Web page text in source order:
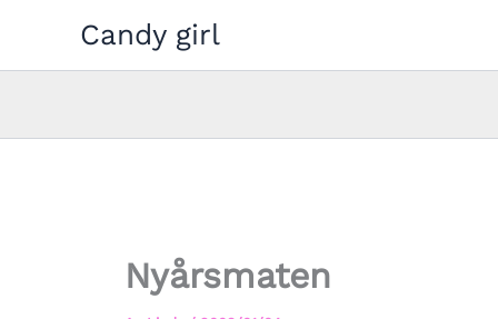
innehåll
Candy girl
Nyårsmaten